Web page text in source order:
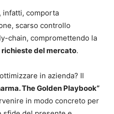
infatti, comporta
scarso controllo
chain, compromettendo la
del mercato.
in azienda? Il
The Golden Playbook”
in modo concreto per